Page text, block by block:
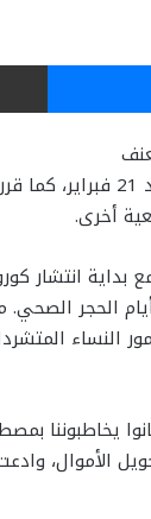
ماسنجر
نجاة اخيشدخولها في إضراب
أخرى.
انتشار
الحجر الصحي.
النساء
يخاطبوننا
الأموال،